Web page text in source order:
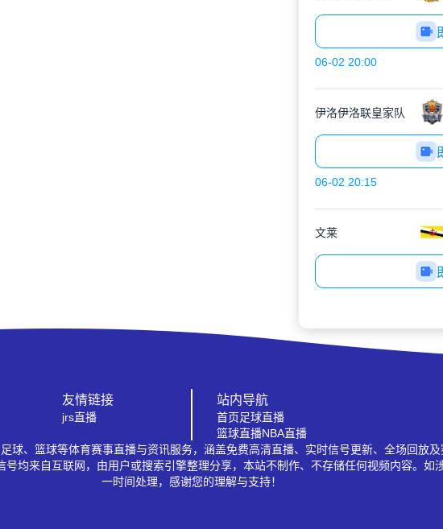
06-02 20:00
伊洛伊洛联皇家队
06-02 20:15
文莱
友情链接
jrs直播
站内导航
首页足球直播
篮球直播NBA直播
球、篮球等体育赛事直播与资讯服务，涵盖免费高清直播、实时信号更新、全场回放
均来自互联网，由用户或搜索引擎整理分享，本站不制作、不存储任何视频内容。如
一时间处理，感谢您的理解与支持！